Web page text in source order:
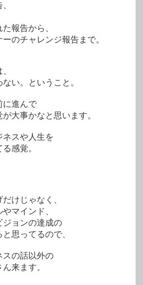
報告から、
のチャレンジ報告まで。
い。ということ。
に進んで
大事かなと思います。
ネスや人生を
感覚。
けじゃなく、
マインド、
ジョンの達成の
思ってるので、
スの話以外の
来ます。